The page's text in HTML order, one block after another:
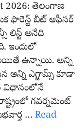
2026: తెలంగాణ
ఫారెస్ట్ బీట్ ఆఫీసర్
లిస్ట్ అనేది
ఇందులో
అయితే ఉన్నాయి. అన్ని
అన్ని ఎగ్జామ్స్ కూడా
విధానంలోనే
గవర్నమెంట్
… Read